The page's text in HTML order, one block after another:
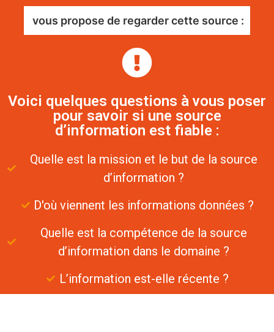
vous propose de regarder cette source :
Voici quelques questions à vous poser
pour savoir si une source
d’information est fiable :
Quelle est la mission et le but de la source
d’information ?
D'où viennent les informations données ?
Quelle est la compétence de la source
d’information dans le domaine ?
L’information est-elle récente ?